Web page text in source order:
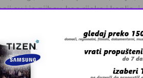
su i ja njihov, kao rijeka i kaplja, i
Pratite Kalesija Online na